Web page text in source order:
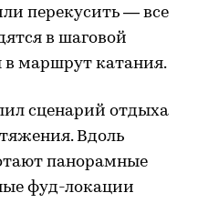
перекусить — все
в шаговой
в маршрут катания.
сценарий отдыха
Вдоль
панорамные
фуд-локации